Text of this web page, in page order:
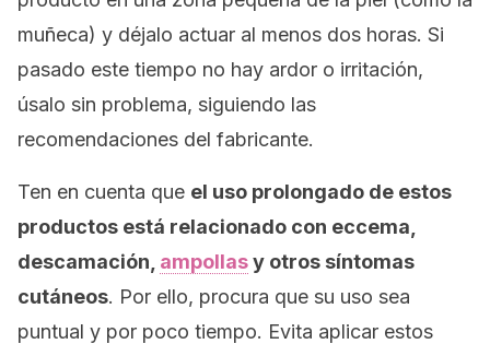
muñeca) y déjalo actuar al menos dos horas. Si
pasado este tiempo no hay ardor o irritación,
úsalo sin problema, siguiendo las
recomendaciones del fabricante.
Ten en cuenta que el uso prolongado de estos
productos está relacionado con eccema,
descamación, ampollasy otros síntomas
cutáneos. Por ello, procura que su uso sea
puntual y por poco tiempo. Evita aplicar estos